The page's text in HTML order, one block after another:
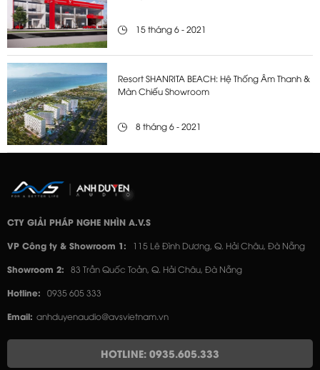
15 tháng 6 - 2021
Resort SHANRITA BEACH: Hệ Thống Âm Thanh &
Màn Chiếu Showroom
8 tháng 6 - 2021
CTY GIẢI PHÁP NGHE NHÌN A.V.S
VP Công ty & Showroom 1: 115 Lê Đình Dương, Q. Hải Châu, Đà Nẵng
Showroom 2: 83 Trần Quốc Toản, Q. Hải Châu, Đà Nẵng
Hotline: 0935 605 333
Email: anhduyenaudio@avsvietnam.vn
HOTLINE: 0935.605.333